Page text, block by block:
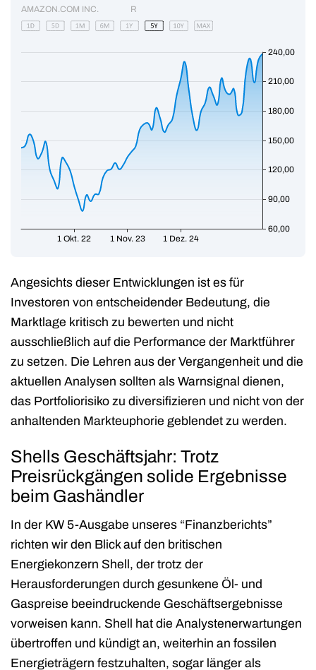
Angesichts dieser Entwicklungen ist es für
Investoren von entscheidender Bedeutung, die
Marktlage kritisch zu bewerten und nicht
ausschließlich auf die Performance der Marktführer
zu setzen. Die Lehren aus der Vergangenheit und die
aktuellen Analysen sollten als Warnsignal dienen,
das Portfoliorisiko zu diversifizieren und nicht von der
anhaltenden Markteuphorie geblendet zu werden.
Shells Geschäftsjahr: Trotz
Preisrückgängen solide Ergebnisse
beim Gashändler
In der KW 5-Ausgabe unseres “Finanzberichts”
richten wir den Blick auf den britischen
Energiekonzern Shell, der trotz der
Herausforderungen durch gesunkene Öl- und
Gaspreise beeindruckende Geschäftsergebnisse
vorweisen kann. Shell hat die Analystenerwartungen
übertroffen und kündigt an, weiterhin an fossilen
Energieträgern festzuhalten, sogar länger als